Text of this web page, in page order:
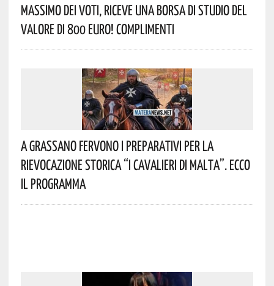
Massimo Dei Voti, Riceve Una Borsa Di Studio Del
Valore Di 800 Euro! Complimenti
A Grassano Fervono I Preparativi Per La
Rievocazione Storica “I CAVALIERI DI MALTA”. Ecco
Il Programma